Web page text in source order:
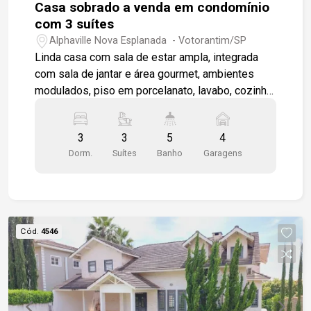
Casa sobrado a venda em condomínio
com 3 suítes
Alphaville Nova Esplanada - Votorantim/SP
Linda casa com sala de estar ampla, integrada
com sala de jantar e área gourmet, ambientes
modulados, piso em porcelanato, lavabo, cozinha
área gourmet totalmente integrada com a piscina,
quintal e wc para apoio, sala de tv, escritório, 3
suítes amplas moduladas , tudo em acabamento
3
Dorm.
3
Suítes
5
Banho
4
Garagens
Cód. 4546